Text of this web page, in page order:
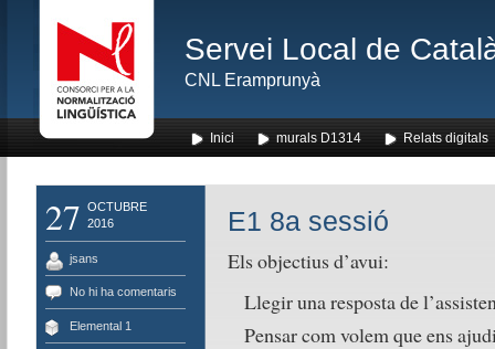
Servei Local de
CNL Eramprunyà
Inici murals D1314 Relats digitals
27 OCTUBRE
2016
jsans
No hi ha comentaris
Elemental 1
E1 8a sessió
Els objectius d’avui:
Llegir una resposta de
Pensar com volem que ens